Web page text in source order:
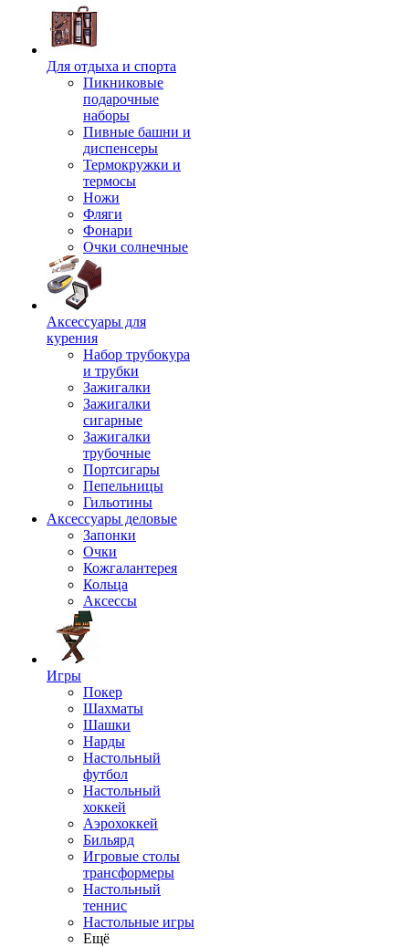
Для отдыха и спорта
Пикниковые
подарочные
наборы
Пивные башни и
диспенсеры
Термокружки и
термосы
Ножи
Фляги
Фонари
Очки солнечные
Аксессуары для
курения
Набор трубокура
и трубки
Зажигалки
Зажигалки
сигарные
Зажигалки
трубочные
Портсигары
Пепельницы
Гильотины
Аксессуары деловые
Запонки
Очки
Кожгалантерея
Кольца
Аксессы
Игры
Покер
Шахматы
Шашки
Нарды
Настольный
футбол
Настольный
хоккей
Аэрохоккей
Бильярд
Игровые столы
трансформеры
Настольный
теннис
Настольные игры
Ещё